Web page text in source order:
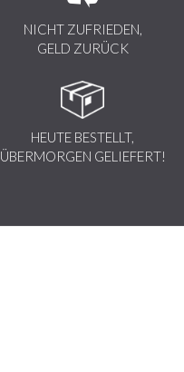
NICHT ZUFRIEDEN,
GELD ZURÜCK
HEUTE BESTELLT,
ÜBERMORGEN GELIEFERT!